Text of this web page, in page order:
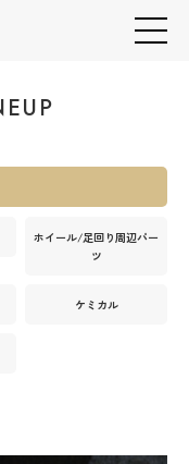
ホイール/足回り周辺パー
ツ
ケミカル